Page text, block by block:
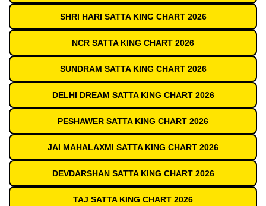
SHRI HARI SATTA KING CHART 2026
NCR SATTA KING CHART 2026
SUNDRAM SATTA KING CHART 2026
DELHI DREAM SATTA KING CHART 2026
PESHAWER SATTA KING CHART 2026
JAI MAHALAXMI SATTA KING CHART 2026
DEVDARSHAN SATTA KING CHART 2026
TAJ SATTA KING CHART 2026